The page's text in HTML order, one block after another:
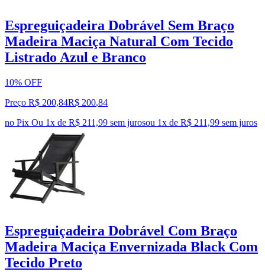
Espreguiçadeira Dobrável Sem Braço
Madeira Maciça Natural Com Tecido
Listrado Azul e Branco
10% OFF
Preço R$ 200,84R$ 200,84
no Pix Ou 1x de R$ 211,99 sem jurosou 1x de R$ 211,99 sem juros
Espreguiçadeira Dobrável Com Braço
Madeira Maciça Envernizada Black Com
Tecido Preto